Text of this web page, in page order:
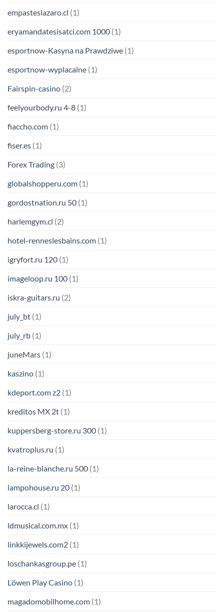
empasteslazaro.cl (1)
eryamandatesisatci.com 1000 (1)
esportnow-Kasyna na Prawdziwe (1)
esportnow-wyplacalne (1)
Fairspin-casino (2)
feelyourbody.ru 4-8 (1)
fiaccho.com (1)
fiser.es (1)
Forex Trading (3)
globalshopperu.com (1)
gordostnation.ru 50 (1)
harlemgym.cl (2)
hotel-renneslesbains.com (1)
igryfort.ru 120 (1)
imageloop.ru 100 (1)
iskra-guitars.ru (2)
july_bt (1)
july_rb (1)
juneMars (1)
kaszino (1)
kdeport.com z2 (1)
kreditos MX 2t (1)
kuppersberg-store.ru 300 (1)
kvatroplus.ru (1)
la-reine-blanche.ru 500 (1)
lampohouse.ru 20 (1)
larocca.cl (1)
ldmusical.com.mx (1)
linkkijewels.com2 (1)
loschankasgroup.pe (1)
Löwen Play Casino (1)
magadomobilhome.com (1)